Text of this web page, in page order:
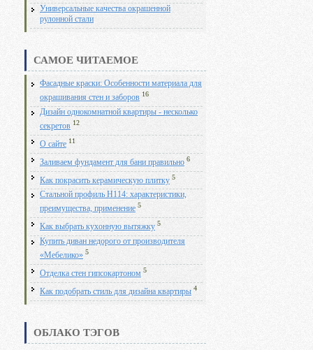
Универсальные качества окрашенной
рулонной стали
САМОЕ ЧИТАЕМОЕ
Фасадные краски: Особенности материала для
окрашивания стен и заборов 16
Дизайн однокомнатной квартиры - несколько
секретов 12
О сайте 11
Заливаем фундамент для бани правильно 6
Как покрасить керамическую плитку 5
Стальной профиль Н114: характеристики,
преимущества, применение 5
Как выбрать кухонную вытяжку 5
Купить диван недорого от производителя
«Мебелико» 5
Отделка стен гипсокартоном 5
Как подобрать стиль для дизайна квартиры 4
ОБЛАКО ТЭГОВ